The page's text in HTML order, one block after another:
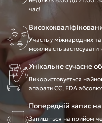
час!
Участь у міжнародних
можливість
Унікальне сучасне
Використовується
апарати CЄ, FDA
Попередній запис
Запишіться на прийом